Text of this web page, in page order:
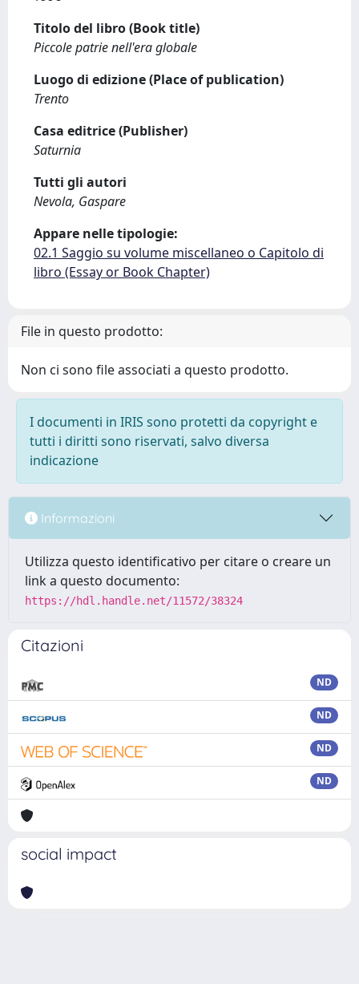
Titolo del libro (Book title)
Piccole patrie nell'era globale
Luogo di edizione (Place of publication)
Trento
Casa editrice (Publisher)
Saturnia
Tutti gli autori
Nevola, Gaspare
Appare nelle tipologie:
02.1 Saggio su volume miscellaneo o Capitolo di
libro (Essay or Book Chapter)
File in questo prodotto:
Non ci sono file associati a questo prodotto.
I documenti in IRIS sono protetti da copyright e
tutti i diritti sono riservati, salvo diversa
indicazione
Informazioni
Utilizza questo identificativo per citare o creare un
link a questo documento:
https://hdl.handle.net/11572/38324
Citazioni
ND
ND
ND
ND
social impact